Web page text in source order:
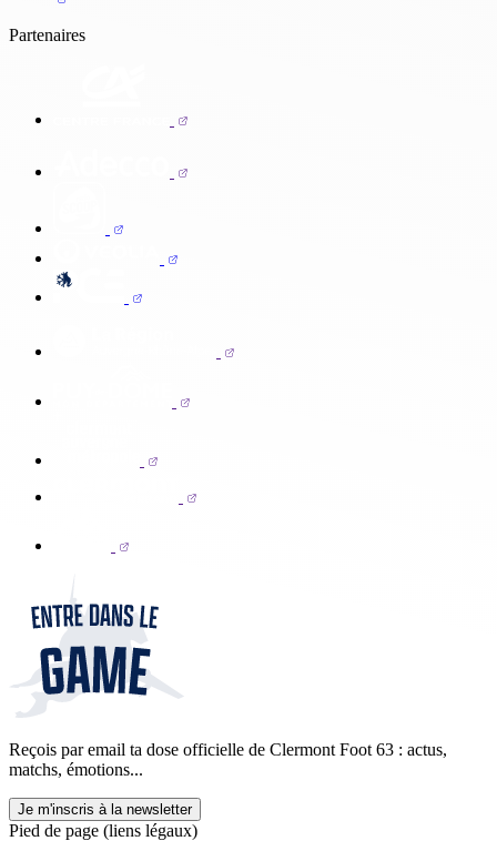
Partenaires
Reçois par email ta dose officielle de Clermont Foot 63 : actus,
matchs, émotions...
Je m'inscris à la newsletter
Pied de page (liens légaux)